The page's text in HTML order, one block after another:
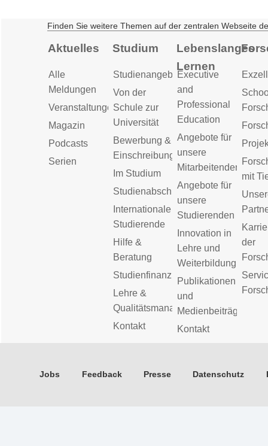
Finden Sie weitere Themen auf der zentralen Webseite
Aktuelles
Alle
Meldungen
Veranstaltungen
Magazin
Podcasts
Serien
Studium
Studienangebot
Von der
Schule zur
Universität
Bewerbung &
Einschreibung
Im Studium
Studienabschluss
Internationale
Studierende
Hilfe &
Beratung
Studienfinanzierung
Lehre &
Qualitätsmanagement
Kontakt
Lebenslanges
Lernen
Executive
and
Professional
Education
Angebote für
unsere
Mitarbeitenden
Angebote für
unsere
Studierenden
Innovation in
Lehre und
Weiterbildung
Publikationen
und
Medienbeiträge
Kontakt
mit
der
Jobs Feedback Presse Datenschutz